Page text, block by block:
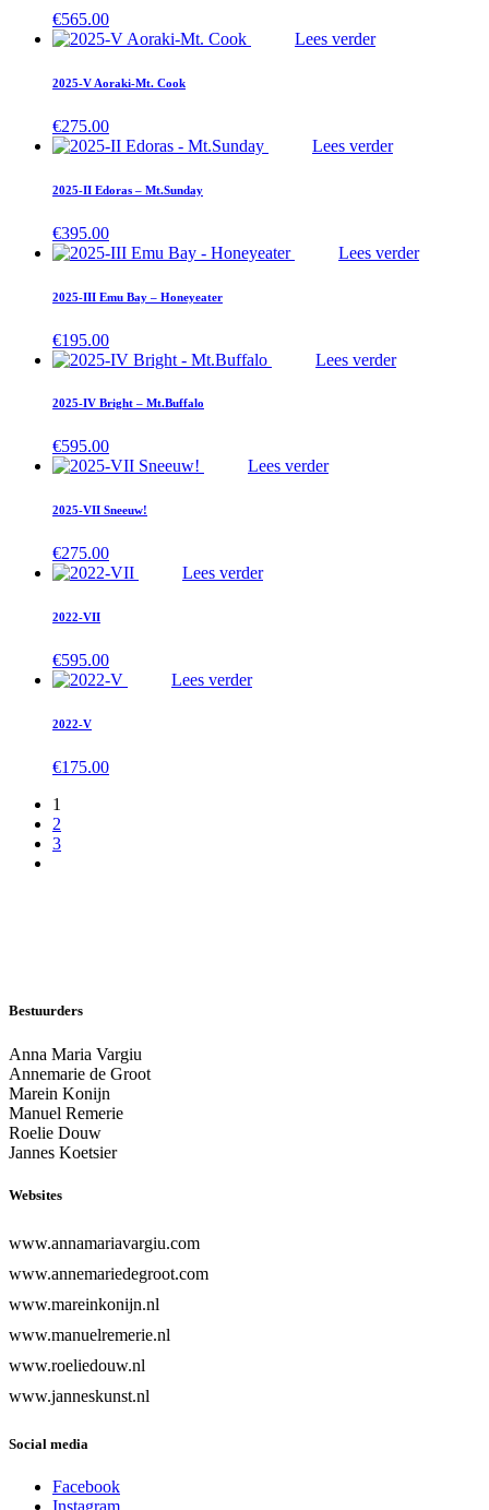
€565.00
Lees verder
2025-V Aoraki-Mt. Cook
€275.00
Lees verder
2025-II Edoras – Mt.Sunday
€395.00
Lees verder
2025-III Emu Bay – Honeyeater
€195.00
Lees verder
2025-IV Bright – Mt.Buffalo
€595.00
Lees verder
2025-VII Sneeuw!
€275.00
Lees verder
2022-VII
€595.00
Lees verder
2022-V
€175.00
1
2
3
Bestuurders
Anna Maria Vargiu
Annemarie de Groot
Marein Konijn
Manuel Remerie
Roelie Douw
Jannes Koetsier
Websites
www.annamariavargiu.com
www.annemariedegroot.com
www.mareinkonijn.nl
www.manuelremerie.nl
www.roeliedouw.nl
www.janneskunst.nl
Social media
Facebook